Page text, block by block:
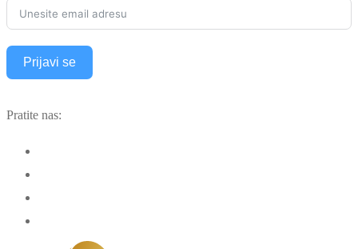
Prijavi se
Pratite nas: